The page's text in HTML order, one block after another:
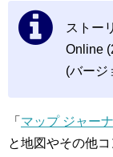
ストー
Online
(バージ
「 マップ ジャー
と地図やその他